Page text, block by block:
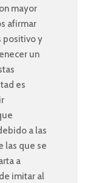
mayor
afirmar
positivo y
un
es
a las
las que se
a
imitar al